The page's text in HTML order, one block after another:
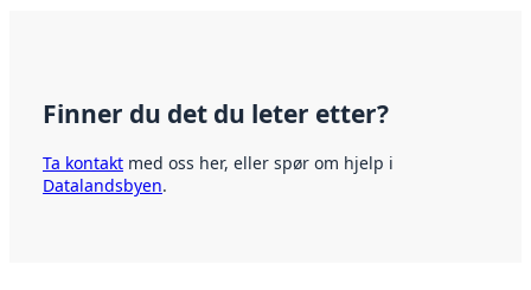
Finner du det du leter etter?
Ta kontakt med oss her, eller spør om hjelp i
Datalandsbyen.